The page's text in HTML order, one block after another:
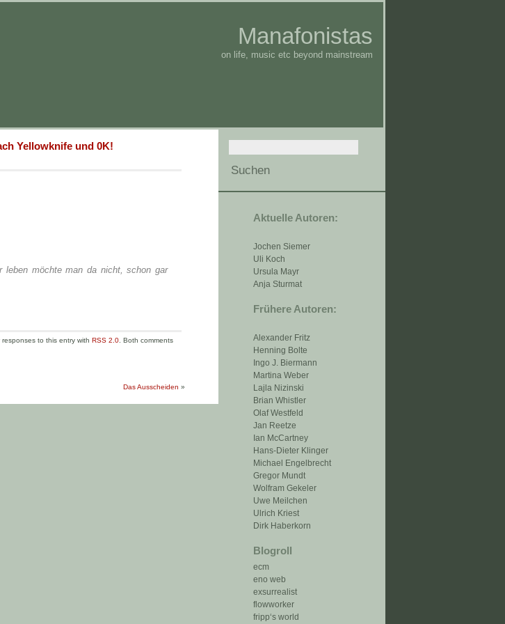
Manafonistas
on life, music etc beyond mainstream
Aktuelle Autoren:
Jochen Siemer
Uli Koch
Ursula Mayr
Anja Sturmat
Frühere Autoren:
Alexander Fritz
Henning Bolte
Ingo J. Biermann
Martina Weber
Lajla Nizinski
Brian Whistler
Olaf Westfeld
Jan Reetze
Ian McCartney
Hans-Dieter Klinger
Michael Engelbrecht
Gregor Mundt
Wolfram Gekeler
Uwe Meilchen
Ulrich Kriest
Dirk Haberkorn
Blogroll
ecm
eno web
exsurrealist
flowworker
fripp‘s world
Yellowknife und 0K!
leben möchte man da nicht, schon gar
to this entry with RSS 2.0 . Both comments
Das Ausscheiden »